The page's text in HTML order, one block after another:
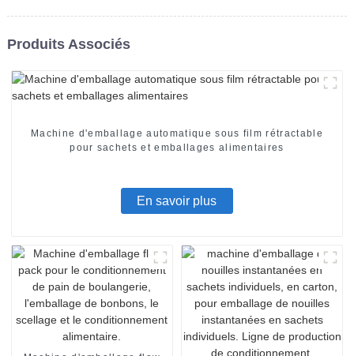
Produits Associés
Machine d'emballage automatique sous film rétractable
pour sachets et emballages alimentaires
En savoir plus